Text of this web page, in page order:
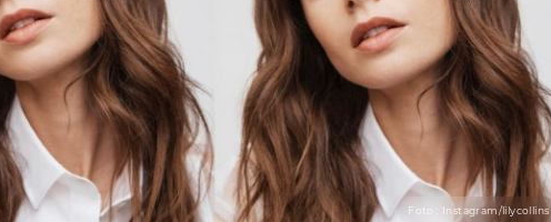
Foto : Instagram/lilycollins